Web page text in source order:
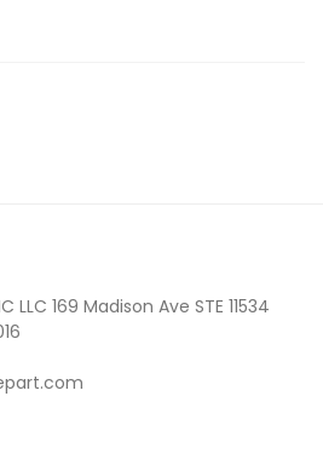
LLC 169 Madison Ave STE 11534